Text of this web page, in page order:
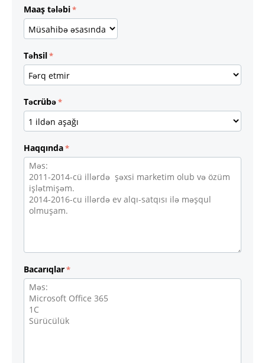
Maaş tələbi
Təhsil
Təcrübə
Haqqında
Bacarıqlar